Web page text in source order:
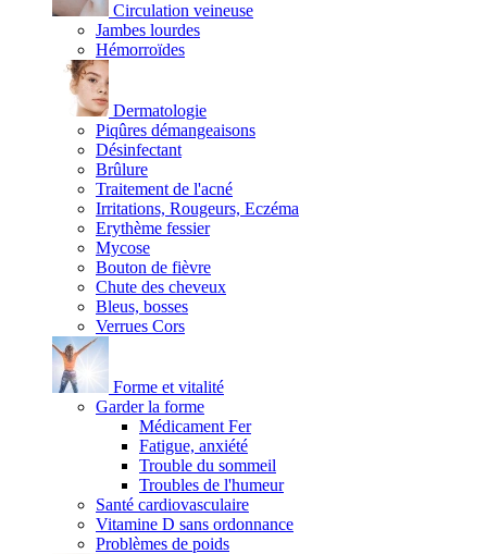
Circulation veineuse
Jambes lourdes
Hémorroïdes
Dermatologie
Piqûres démangeaisons
Désinfectant
Brûlure
Traitement de l'acné
Irritations, Rougeurs, Eczéma
Erythème fessier
Mycose
Bouton de fièvre
Chute des cheveux
Bleus, bosses
Verrues Cors
Forme et vitalité
Garder la forme
Médicament Fer
Fatigue, anxiété
Trouble du sommeil
Troubles de l'humeur
Santé cardiovasculaire
Vitamine D sans ordonnance
Problèmes de poids